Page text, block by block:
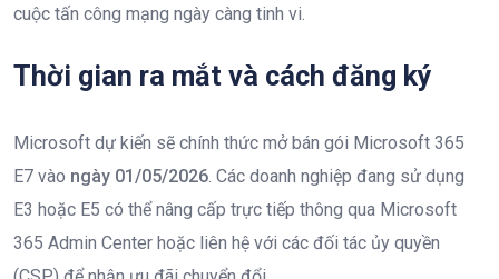
cuộc tấn công mạng ngày càng tinh vi.
Thời gian ra mắt và cách đăng ký
Microsoft dự kiến sẽ chính thức mở bán gói Microsoft 365
E7 vào ngày 01/05/2026. Các doanh nghiệp đang sử dụng
E3 hoặc E5 có thể nâng cấp trực tiếp thông qua Microsoft
365 Admin Center hoặc liên hệ với các đối tác ủy quyền